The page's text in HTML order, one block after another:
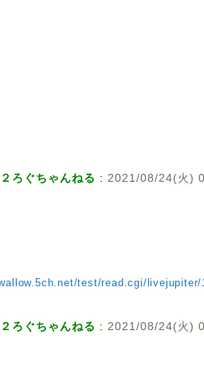
ろぐちゃんねる : 2021/08/24(火)
test/read.cgi/livejupiter/
ろぐちゃんねる : 2021/08/24(火)